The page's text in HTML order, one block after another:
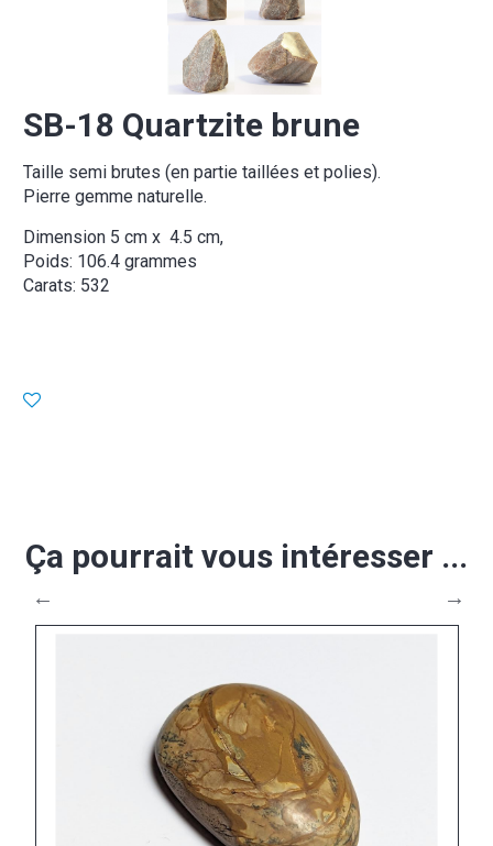
SB-18 Quartzite brune
Taille semi brutes (en partie taillées et polies).
Pierre gemme naturelle.
Dimension 5 cm x 4.5 cm,
Poids: 106.4 grammes
Carats: 532
Ça pourrait vous intéresser ...